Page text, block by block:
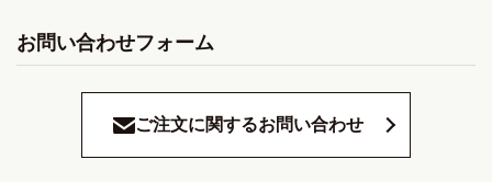
お問い合わせフォーム
ご注文に関するお問い合わせ